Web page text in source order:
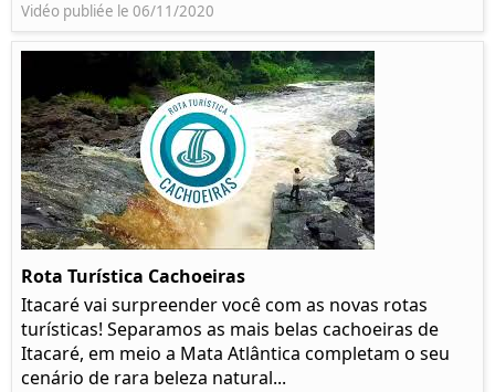
Vidéo publiée le 06/11/2020
Rota Turística Cachoeiras
Itacaré vai surpreender você com as novas rotas
turísticas! Separamos as mais belas cachoeiras de
Itacaré, em meio a Mata Atlântica completam o seu
cenário de rara beleza natural...